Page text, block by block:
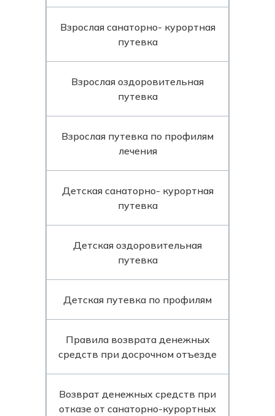
Взрослая санаторно- курортная
путевка
Взрослая оздоровительная
путевка
Взрослая путевка по профилям
лечения
Детская санаторно- курортная
путевка
Детская оздоровительная
путевка
Детская путевка по профилям
Правила возврата денежных
средств при досрочном отъезде
Возврат денежных средств при
отказе от санаторно-курортных